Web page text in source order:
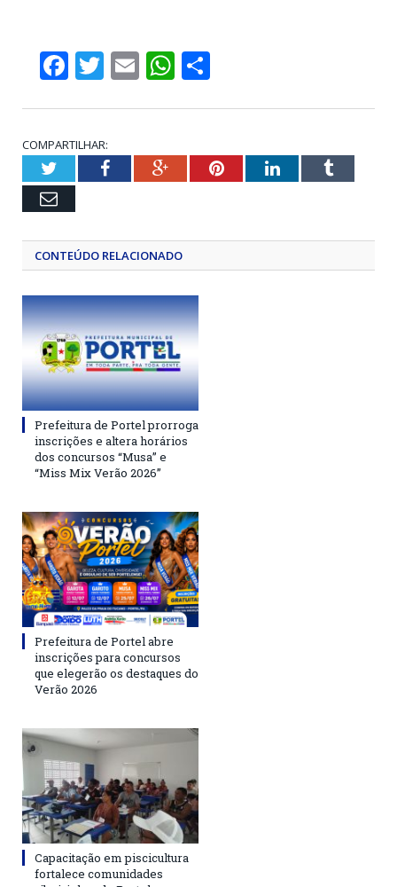
Facebook
Twitter
EmailWhatsApp
Share
COMPARTILHAR:
TwitterFacebookGoogle+PinterestLinkedInTumblr
Email
CONTEÚDO RELACIONADO
Prefeitura de Portel prorroga
inscrições e altera horários
dos concursos “Musa” e
“Miss Mix Verão 2026”
Prefeitura de Portel abre
inscrições para concursos
que elegerão os destaques do
Verão 2026
Capacitação em piscicultura
fortalece comunidades